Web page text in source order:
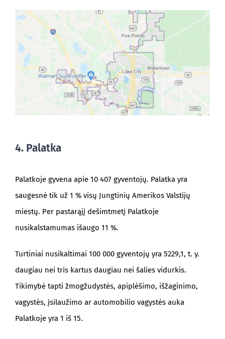
4. Palatka
Palatkoje gyvena apie 10 407 gyventojų. Palatka yra
saugesnė tik už 1 % visų Jungtinių Amerikos Valstijų
miestų. Per pastarąjį dešimtmetį Palatkoje
nusikalstamumas išaugo 11 %.
Turtiniai nusikaltimai 100 000 gyventojų yra 5229,1, t. y.
daugiau nei tris kartus daugiau nei šalies vidurkis.
Tikimybė tapti žmogžudystės, apiplėšimo, išžaginimo,
vagystės, įsilaužimo ar automobilio vagystės auka
Palatkoje yra 1 iš 15.